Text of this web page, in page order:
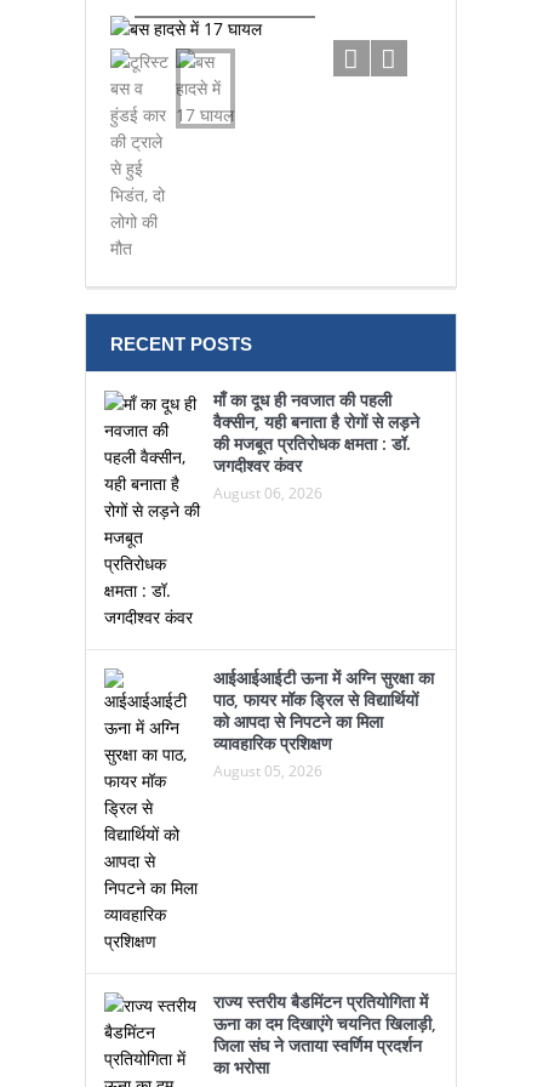
RECENT POSTS
माँ का दूध ही नवजात की पहली
वैक्सीन, यही बनाता है रोगों से लड़ने
की मजबूत प्रतिरोधक क्षमता : डॉ.
जगदीश्वर कंवर
August 06, 2026
आईआईआईटी ऊना में अग्नि सुरक्षा का
पाठ, फायर मॉक ड्रिल से विद्यार्थियों
को आपदा से निपटने का मिला
व्यावहारिक प्रशिक्षण
August 05, 2026
राज्य स्तरीय बैडमिंटन प्रतियोगिता में
ऊना का दम दिखाएंगे चयनित खिलाड़ी,
जिला संघ ने जताया स्वर्णिम प्रदर्शन
का भरोसा